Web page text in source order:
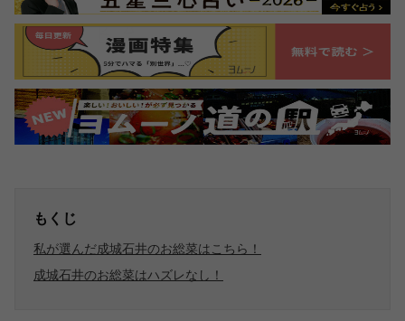
もくじ
私が選んだ成城石井のお総菜はこちら！
成城石井のお総菜はハズレなし！